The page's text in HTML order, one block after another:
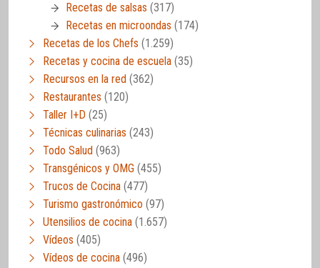
Recetas de salsas (317)
Recetas en microondas (174)
Recetas de los Chefs (1.259)
Recetas y cocina de escuela (35)
Recursos en la red (362)
Restaurantes (120)
Taller I+D (25)
Técnicas culinarias (243)
Todo Salud (963)
Transgénicos y OMG (455)
Trucos de Cocina (477)
Turismo gastronómico (97)
Utensilios de cocina (1.657)
Vídeos (405)
Vídeos de cocina (496)